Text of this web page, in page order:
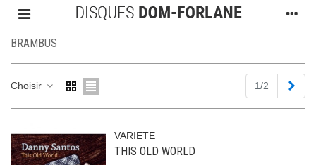
BRAMBUS
Choisir 1/2
VARIETE
THIS OLD WORLD